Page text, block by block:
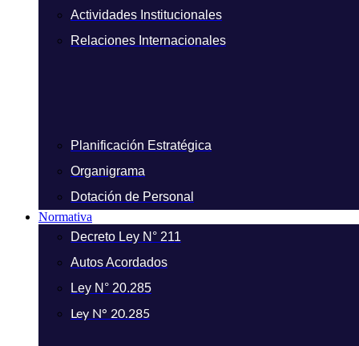
Actividades Institucionales
Relaciones Internacionales
Planificación Estratégica
Organigrama
Dotación de Personal
Normativa
Decreto Ley N° 211
Autos Acordados
Ley N° 20.285
Ley N° 20.285